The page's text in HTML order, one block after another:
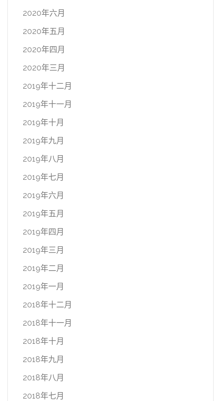
2020年六月
2020年五月
2020年四月
2020年三月
2019年十二月
2019年十一月
2019年十月
2019年九月
2019年八月
2019年七月
2019年六月
2019年五月
2019年四月
2019年三月
2019年二月
2019年一月
2018年十二月
2018年十一月
2018年十月
2018年九月
2018年八月
2018年七月